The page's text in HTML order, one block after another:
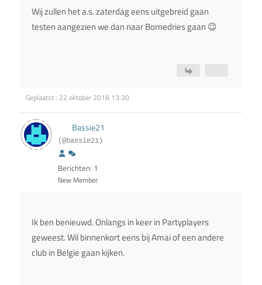
Wij zullen het a.s. zaterdag eens uitgebreid gaan
testen aangezien we dan naar Bornedries gaan 😉
Geplaatst : 22 oktober 2018 13:30
Bassie21
(@bassie21)
Berichten: 1
New Member
Ik ben benieuwd. Onlangs in keer in Partyplayers
geweest. Wil binnenkort eens bij Amai of een andere
club in Belgie gaan kijken.